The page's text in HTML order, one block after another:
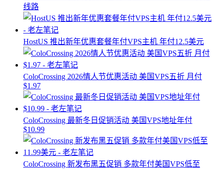
线路
HostUS 推出新年优惠套餐年付VPS主机 年付12.5美元
ColoCrossing 2026情人节优惠活动 美国VPS五折 月付
$1.97
ColoCrossing 最新冬日促销活动 美国VPS地址年付
$10.99
ColoCrossing 新发布黑五促销 多款年付美国VPS低至